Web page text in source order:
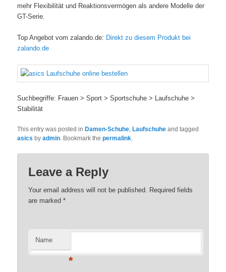
mehr Flexibilität und Reaktionsvermögen als andere Modelle der
GT-Serie.
Top Angebot vom zalando.de: Direkt zu diesem Produkt bei
zalando.de
Suchbegriffe: Frauen > Sport > Sportschuhe > Laufschuhe >
Stabilität
This entry was posted inDamen-Schuhe,Laufschuhe and tagged
asics byadmin. Bookmark thepermalink.
Leave a Reply
Your email address will not be published. Required fields
are marked*
Name
*